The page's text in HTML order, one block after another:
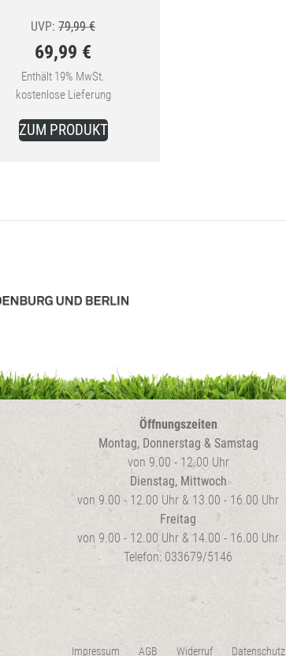
UVP: 79,99€Ursprünglicher
war:
79,99 €
69,99 €
Aktueller
Preis
ist:
Enthält 19% MwSt.
kostenlose Lieferung
ZUM PRODUKT
Öffnungszeiten
Montag, Donnerstag & Samstag
von 9.00 - 12.00 Uhr
Dienstag, Mittwoch
von 9.00 - 12.00 Uhr & 13.00 - 16.00 Uhr
Freitag
von 9.00 - 12.00 Uhr & 14.00 - 16.00 Uhr
Telefon: 033679/5146
Impressum AGB Widerruf Datenschutz